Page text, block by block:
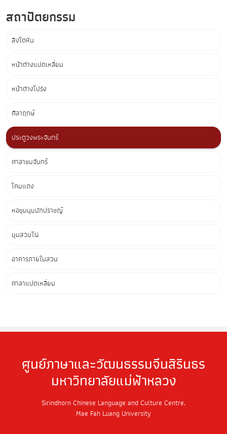
สถาปัตยกรรม
สิงโตหิน
หน้าต่างแปดเหลี่ยม
หน้าต่างโปร่ง
ศิลาฤกษ์
ประตูวงพระจันทร์
ศาลาชมจันทร์
โคมแดง
หอชุมนุมนักปราชญ์
มุมสวนไผ่
อาคารภายในสวน
ศาลาแปดเหลี่ยม
ศูนย์ภาษาและวัฒนธรรมจีนสิรินธร
มหาวิทยาลัยแม่ฟ้าหลวง
Sirindhorn Chinese Language and Culture Centre,
Mae Fah Luang University